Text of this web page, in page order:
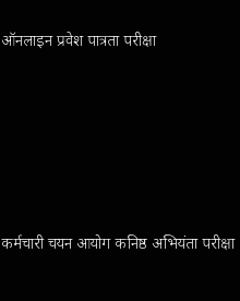
ऑनलाइन प्रवेश पात्रता परीक्षा
कर्मचारी चयन आयोग कनिष्ठ अभियंता परीक्षा